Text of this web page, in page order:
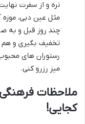
نره و از سفرت
مثل عین دبی، موزه
چند روز قبل و به
تخفیف بگیری و هم
رستوران های
میز رزرو کنی.
ملاحظات
کجایی!